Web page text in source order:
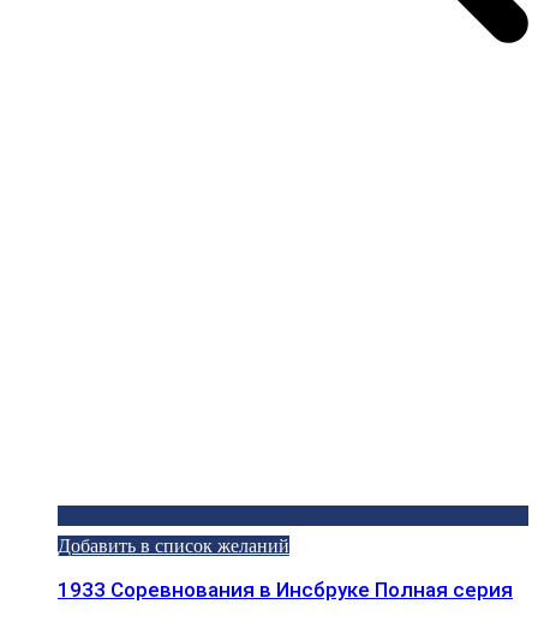
Добавить в список желаний
1933 Соревнования в Инсбруке Полная серия